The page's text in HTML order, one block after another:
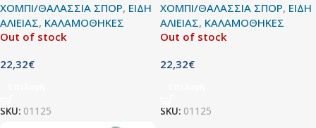
ΧΟΜΠΙ/ΘΑΛΑΣΣΙΑ ΣΠΟΡ, ΕΙΔΗ
ΑΛΙΕΙΑΣ, ΚΑΛΑΜΟΘΗΚΕΣ
Out of stock
22,32€
SKU: 01125
ΧΟΜΠΙ/ΘΑΛΑΣΣΙΑ ΣΠΟΡ, ΕΙΔΗ
ΑΛΙΕΙΑΣ, ΚΑΛΑΜΟΘΗΚΕΣ
Out of stock
22,32€
SKU: 01125